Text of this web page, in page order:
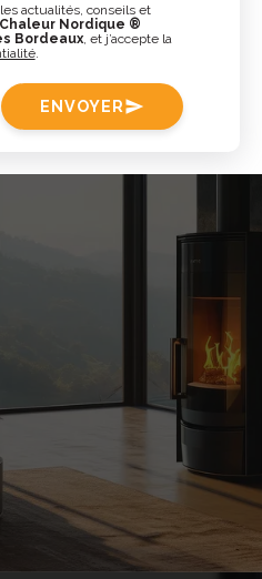
actualités, conseils et
Chaleur Nordique ®
Bordeaux, et j’accepte la
.
ENVOYERsend